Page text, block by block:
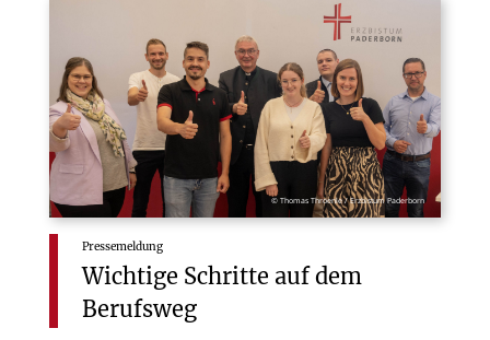
© Thomas Throenle / Erzbistum Paderborn
Pressemeldung
Wichtige Schritte auf dem
Berufsweg